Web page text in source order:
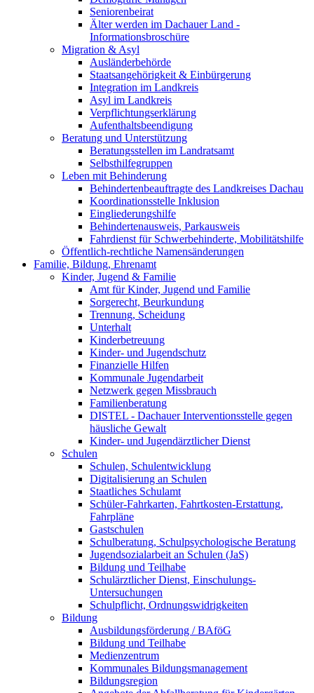
Seniorenbeirat
Älter werden im Dachauer Land -
Informationsbroschüre
Migration & Asyl
Ausländerbehörde
Staatsangehörigkeit & Einbürgerung
Integration im Landkreis
Asyl im Landkreis
Verpflichtungserklärung
Aufenthaltsbeendigung
Beratung und Unterstützung
Beratungsstellen im Landratsamt
Selbsthilfegruppen
Leben mit Behinderung
Behindertenbeauftragte des Landkreises Dachau
Koordinationsstelle Inklusion
Eingliederungshilfe
Behindertenausweis, Parkausweis
Fahrdienst für Schwerbehinderte, Mobilitätshilfe
Öffentlich-rechtliche Namensänderungen
Familie, Bildung, Ehrenamt
Kinder, Jugend & Familie
Amt für Kinder, Jugend und Familie
Sorgerecht, Beurkundung
Trennung, Scheidung
Unterhalt
Kinderbetreuung
Kinder- und Jugendschutz
Finanzielle Hilfen
Kommunale Jugendarbeit
Netzwerk gegen Missbrauch
Familienberatung
DISTEL - Dachauer Interventionsstelle gegen
häusliche Gewalt
Kinder- und Jugendärztlicher Dienst
Schulen
Schulen, Schulentwicklung
Digitalisierung an Schulen
Staatliches Schulamt
Schüler-Fahrkarten, Fahrtkosten-Erstattung,
Fahrpläne
Gastschulen
Schulberatung, Schulpsychologische Beratung
Jugendsozialarbeit an Schulen (JaS)
Bildung und Teilhabe
Schulärztlicher Dienst, Einschulungs-
Untersuchungen
Schulpflicht, Ordnungswidrigkeiten
Bildung
Ausbildungsförderung / BAföG
Bildung und Teilhabe
Medienzentrum
Kommunales Bildungsmanagement
Bildungsregion